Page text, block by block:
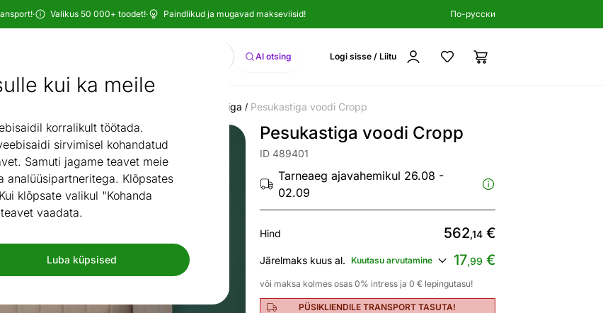
kui ka meile
korralikult töötada.
sirvimisel kohandatud
Samuti jagame teavet meie
analüüsipartneritega. Klõpsates
klõpsate valikul "Kohanda
vaadata.
Luba küpsised
· Valikus 50 000+ toodet!· Paindlikud ja mugavad makseviisid! По-русски
Otsi AI otsing Logi sisse / Liitu
Diivanvoodid pesukastiga / Pesukastiga voodi Cropp
Pesukastiga voodi Cropp
ID 489401
Tarneaeg ajavahemikul 26.08 -
02.09
Hind 562,14€
Järelmaks kuus al. Kuutasu arvutamine 17,99 €
või maksa kolmes osas 0% intress ja 0 € lepingutasu!
PÜSIKLIENDILE TRANSPORT TASUTA!